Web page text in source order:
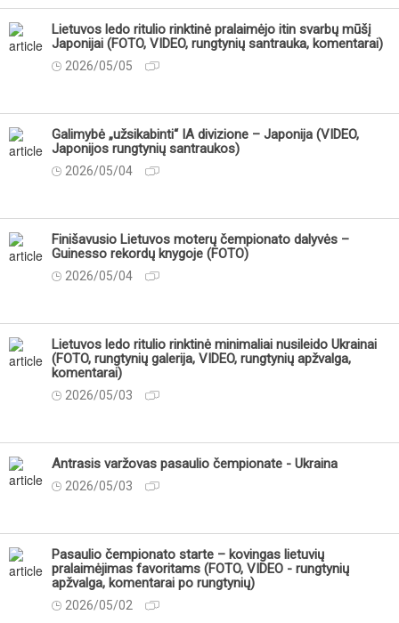
Lietuvos ledo ritulio rinktinė pralaimėjo itin svarbų mūšį
Japonijai (FOTO, VIDEO, rungtynių santrauka, komentarai)
2026/05/05
Galimybė „užsikabinti“ IA divizione – Japonija (VIDEO,
Japonijos rungtynių santraukos)
2026/05/04
Finišavusio Lietuvos moterų čempionato dalyvės –
Guinesso rekordų knygoje (FOTO)
2026/05/04
Lietuvos ledo ritulio rinktinė minimaliai nusileido Ukrainai
(FOTO, rungtynių galerija, VIDEO, rungtynių apžvalga,
komentarai)
2026/05/03
Antrasis varžovas pasaulio čempionate - Ukraina
2026/05/03
Pasaulio čempionato starte – kovingas lietuvių
pralaimėjimas favoritams (FOTO, VIDEO - rungtynių
apžvalga, komentarai po rungtynių)
2026/05/02